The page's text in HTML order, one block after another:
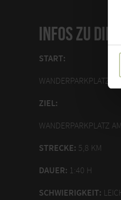
INFOS ZU
START:
WANDERPARKPLATZ
ZIEL:
WANDERPARKPLATZ
STRECKE: 5,8 KM
DAUER: 1:40 H
SCHWIERIGKEIT: